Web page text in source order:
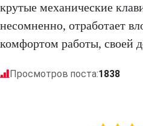
крутые механические
несомненно, отработает
комфортом работы, своей
Просмотров поста:1838